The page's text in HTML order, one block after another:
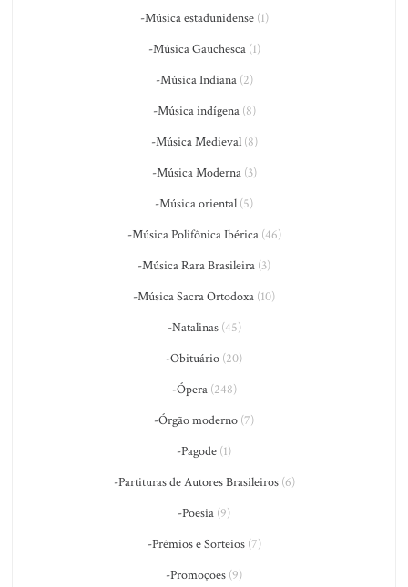
-Música estadunidense(1)
-Música Gauchesca(1)
-Música Indiana(2)
-Música indígena(8)
-Música Medieval(8)
-Música Moderna(3)
-Música oriental (5)
-Música Polifônica Ibérica(46)
-Música Rara Brasileira (3)
-Música Sacra Ortodoxa (10)
-Natalinas(45)
-Obituário (20)
-Ópera(248)
-Órgão moderno (7)
-Pagode (1)
-Partituras de Autores Brasileiros(6)
-Poesia (9)
-Prêmios e Sorteios(7)
-Promoções (9)